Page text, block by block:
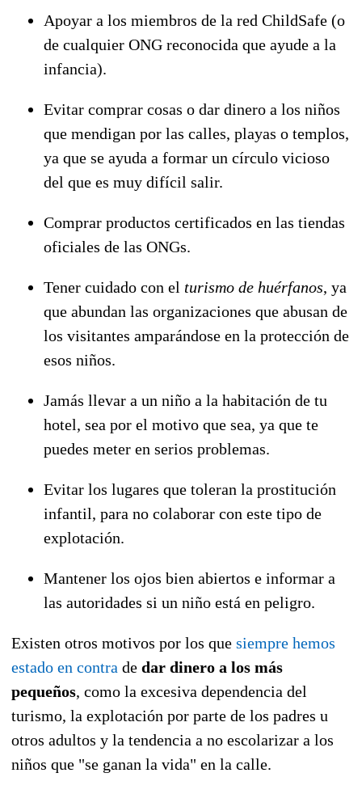
Apoyar a los miembros de la red ChildSafe (o
de cualquier ONG reconocida que ayude a la
infancia).
Evitar comprar cosas o dar dinero a los niños
que mendigan por las calles, playas o templos,
ya que se ayuda a formar un círculo vicioso
del que es muy difícil salir.
Comprar productos certificados en las tiendas
oficiales de las ONGs.
Tener cuidado con el turismo de huérfanos, ya
que abundan las organizaciones que abusan de
los visitantes amparándose en la protección de
esos niños.
Jamás llevar a un niño a la habitación de tu
hotel, sea por el motivo que sea, ya que te
puedes meter en serios problemas.
Evitar los lugares que toleran la prostitución
infantil, para no colaborar con este tipo de
explotación.
Mantener los ojos bien abiertos e informar a
las autoridades si un niño está en peligro.
Existen otros motivos por los que siempre hemos
estado en contra de dar dinero a los más
pequeños, como la excesiva dependencia del
turismo, la explotación por parte de los padres u
otros adultos y la tendencia a no escolarizar a los
niños que "se ganan la vida" en la calle.